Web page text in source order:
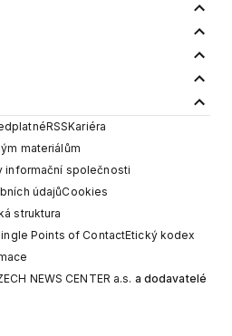
RSSKariéra
materiálům
informační společnosti
údajůCookies
struktura
Points of ContactEtický kodex
NEWS CENTER a.s. a dodavatelé